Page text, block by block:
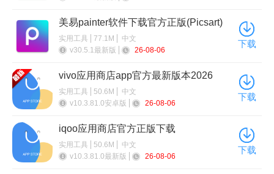
美易painter软件下载官方正版(Picsart)
实用工具 77.1M
中文
v30.5.1最新版
26-08-06
下载
vivo应用商店app官方最新版本2026
实用工具 50.6M
中文
v10.3.81.0安卓版
26-08-06
下载
iqoo应用商店官方正版下载
实用工具 50.6M
中文
v10.3.81.0最新版
26-08-06
下载